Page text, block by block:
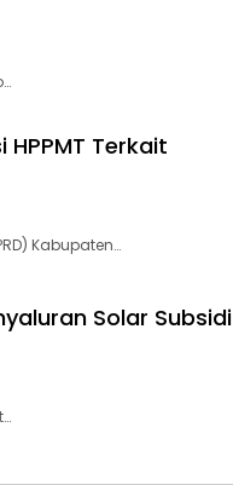
HPPMT Terkait
Kabupaten…
Solar Subsidi